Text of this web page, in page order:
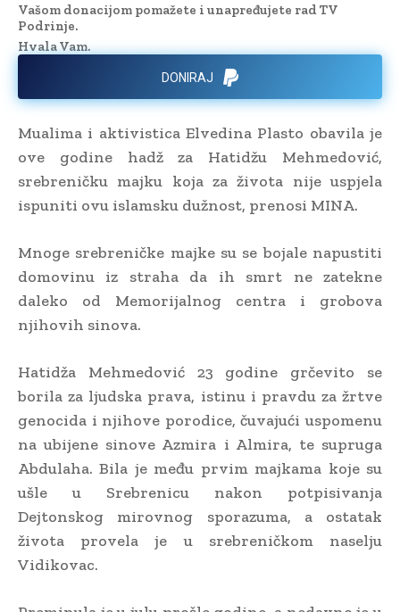
Vašom donacijom pomažete i unapređujete rad TV
Podrinje.
Hvala Vam.
DONIRAJ
Mualima i aktivistica Elvedina Plasto obavila je
ove godine hadž za Hatidžu Mehmedović,
srebreničku majku koja za života nije uspjela
ispuniti ovu islamsku dužnost, prenosi MINA.
Mnoge srebreničke majke su se bojale napustiti
domovinu iz straha da ih smrt ne zatekne
daleko od Memorijalnog centra i grobova
njihovih sinova.
Hatidža Mehmedović 23 godine grčevito se
borila za ljudska prava, istinu i pravdu za žrtve
genocida i njihove porodice, čuvajući uspomenu
na ubijene sinove Azmira i Almira, te supruga
Abdulaha. Bila je među prvim majkama koje su
ušle u Srebrenicu nakon potpisivanja
Dejtonskog mirovnog sporazuma, a ostatak
života provela je u srebreničkom naselju
Vidikovac.